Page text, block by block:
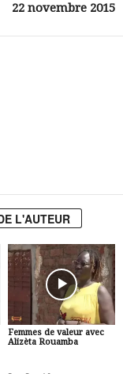
22 novembre 2015
L'AUTEUR
Femmes de valeur avec
Alizèta Rouamba